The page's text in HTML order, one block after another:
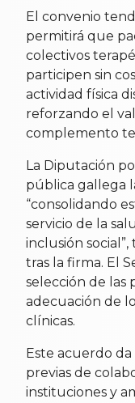
El convenio
permitirá que
colectivos
participen sin
actividad física
reforzando el
complemento
La Diputación
pública gallega
“consolidando
servicio de la
inclusión
tras la firma. El
selección de las
adecuación de
clínicas.
Este acuerdo
previas de
instituciones y